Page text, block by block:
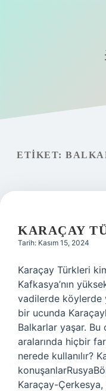
Gizlilik Politikası
ETIKET:
KARAÇAY
Tarih: Kasım 15, 2024
Karaçay Türkleri
Kafkasya’nın
vadilerde köylerde
bir ucunda
Balkarlar yaşar. Bu
aralarında hiçbir
nerede kullanılır?
Karaçay-